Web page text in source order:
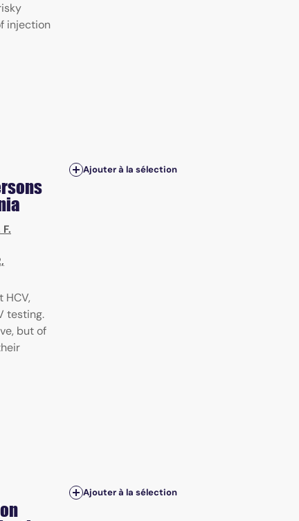
injection
F.
HCV,
testing.
but of
Ajouter à la sélection
Ajouter à la sélection